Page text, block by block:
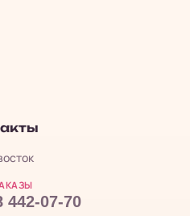
442-07-70